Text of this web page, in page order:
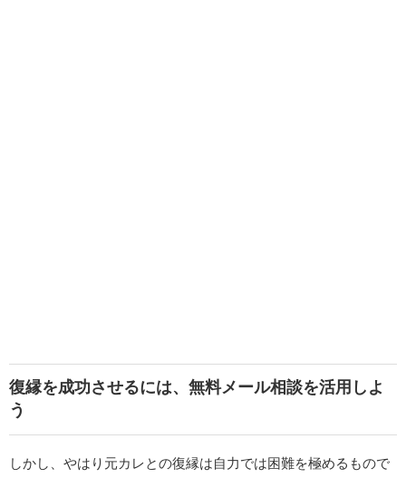
復縁を成功させるには、無料メール相談を活用しよ
う
しかし、やはり元カレとの復縁は自力では困難を極めるもので